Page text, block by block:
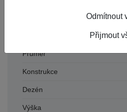
Průměr
Konstrukce
Dezén
Výška
Odmítnout
Přijmout